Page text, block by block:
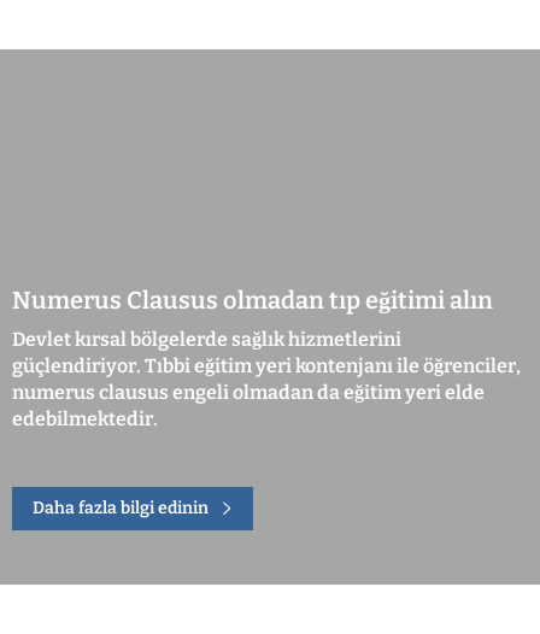
Numerus Clausus olmadan tıp eğitimi alın
Devlet kırsal bölgelerde sağlık hizmetlerini
güçlendiriyor. Tıbbi eğitim yeri kontenjanı ile öğrenciler,
numerus clausus engeli olmadan da eğitim yeri elde
edebilmektedir.
Daha fazla bilgi edinin